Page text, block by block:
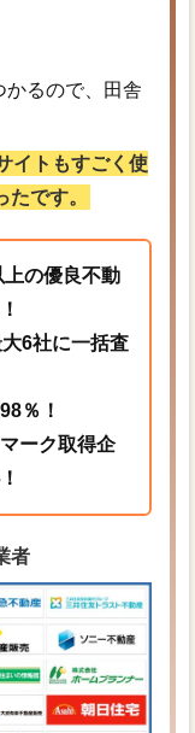
かるので、田舎
イトもすごく使
たです。
の優良不動
6社に一括査
％！
ーク取得企
者